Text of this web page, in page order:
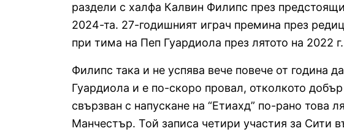
раздели с халфа Калвин Филипс през
2024-та. 27-годишният играч премина през
при тима на Пеп Гуардиола през лятото на 2022 г.
Филипс така и не успява вече повече от година
Гуардиола и е по-скоро провал, отколкото
свързван с напускане на “Етиахд” по-рано това
Манчестър. Той записа четири участия за Сити